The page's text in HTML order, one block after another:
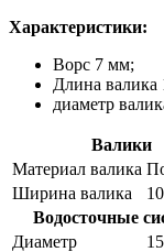
Характеристики:
Ворс 7 мм;
Длина валика
диаметр
Валики
Материал валика
Ширина валика
Водосточные
Диаметр
15